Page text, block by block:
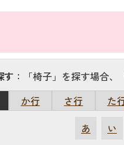
す ：「椅子」を探す場合
か行 さ行 た
あ
い